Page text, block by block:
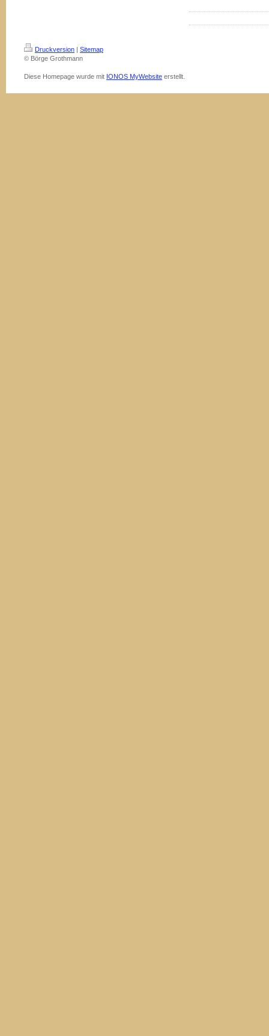
Druckversion | Sitemap
© Börge Grothmann
Diese Homepage wurde mit IONOS MyWebsite erstellt.